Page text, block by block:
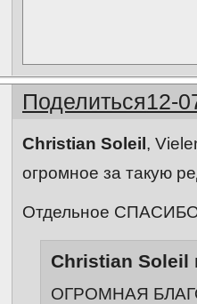
Поделиться12-
Christian Soleil,
огромное за такую
Отдельное
Christian Soleil
ОГРОМНАЯ